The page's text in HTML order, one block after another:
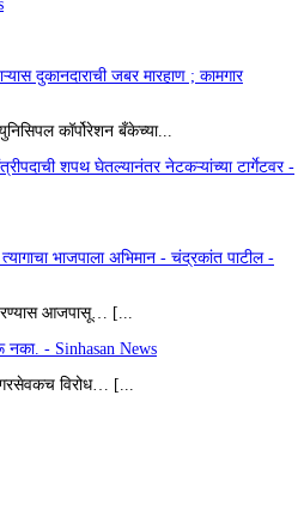
दुकानदाराची जबर मारहाण ; कामगार
कॉर्पोरेशन बँकेच्या...
शपथ घेतल्यानंतर नेटकऱ्यांच्या टार्गेटवर -
भाजपाला अभिमान - चंद्रकांत पाटील -
आजपासू… [...
नका. - Sinhasan News
विरोध… [...